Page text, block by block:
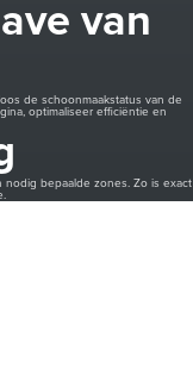
van
de schoonmaakstatus van de
optimaliseer efficiëntie en
nodig bepaalde zones. Zo is exact